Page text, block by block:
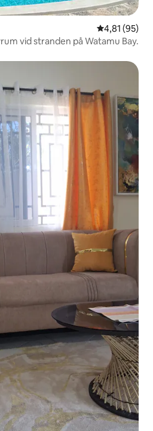
4,81 av 5 i
4,81 (95)
vid stranden på Watamu Bay.